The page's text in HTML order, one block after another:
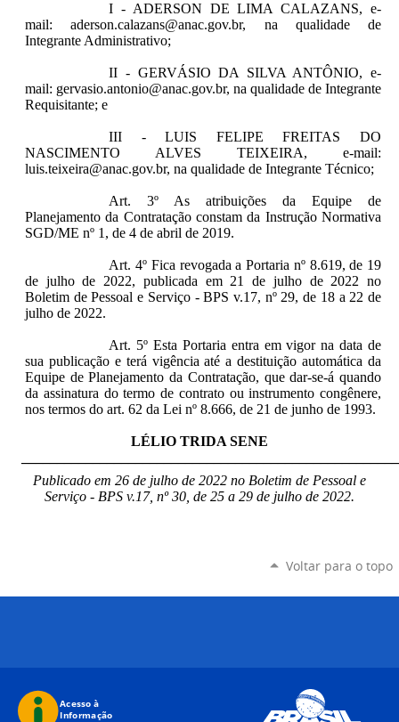
I - ADERSON DE LIMA CALAZANS, e-
mail: aderson.calazans@anac.gov.br, na qualidade de
Integrante Administrativo;
II - GERVÁSIO DA SILVA ANTÔNIO, e-
mail: gervasio.antonio@anac.gov.br, na qualidade de Integrante
Requisitante; e
III - LUIS FELIPE FREITAS DO
NASCIMENTO ALVES TEIXEIRA, e-mail:
luis.teixeira@anac.gov.br, na qualidade de Integrante Técnico;
Art. 3º As atribuições da Equipe de
Planejamento da Contratação constam da Instrução Normativa
SGD/ME nº 1, de 4 de abril de 2019.
Art. 4º Fica revogada a Portaria nº 8.619, de 19
de julho de 2022, publicada em 21 de julho de 2022 no
Boletim de Pessoal e Serviço - BPS v.17, nº 29, de 18 a 22 de
julho de 2022.
Art. 5ºEsta Portaria entra em vigor na data de
sua publicação e terá vigência até a destituição automática da
Equipe de Planejamento da Contratação, que dar-se-á quando
da assinatura do termo de contrato ou instrumento congênere,
nos termos do art. 62 da Lei nº 8.666, de 21 de junho de 1993.
LÉLIO TRIDA SENE
Publicado em 26 de julho de 2022 no Boletim de Pessoal e
Serviço - BPS v.17, nº 30, de 25 a 29 de julho de 2022.
Voltar para o topo